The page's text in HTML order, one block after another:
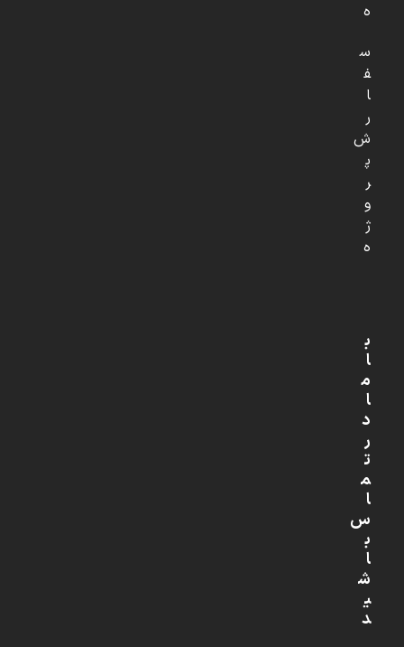
ه
س
ف
ا
ر
ش
پ
ر
و
ژ
ه
ب
ا
م
ا
د
ر
ت
م
ا
س
ب
ا
ش
ی
د